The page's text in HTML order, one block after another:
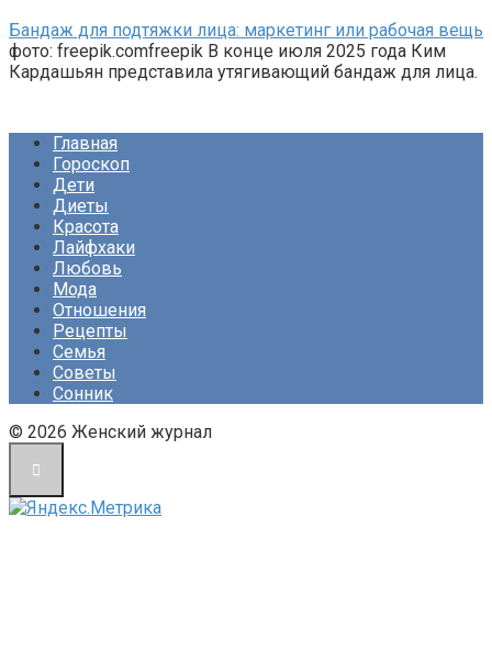
Бандаж для подтяжки лица: маркетинг или рабочая вещь
фото: freepik.comfreepik В конце июля 2025 года Ким
Кардашьян представила утягивающий бандаж для лица.
Главная
Гороскоп
Дети
Диеты
Красота
Лайфхаки
Любовь
Мода
Отношения
Рецепты
Семья
Советы
Сонник
© 2026 Женский журнал